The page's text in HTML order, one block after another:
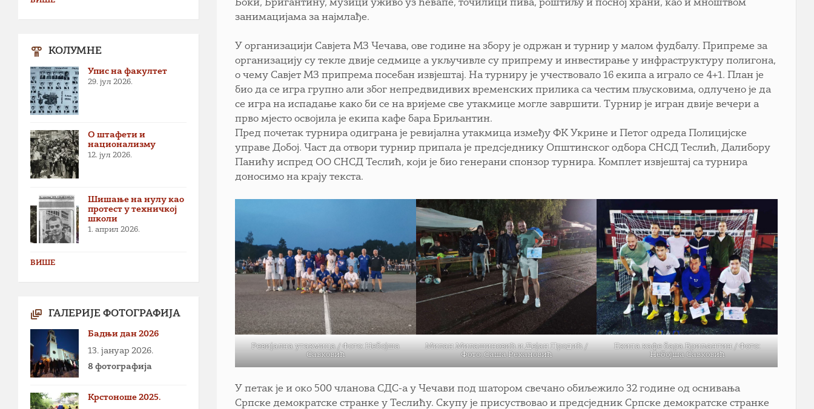
Боки, Бригантину, музици уживо уз ћевапе, точилици пива, роштиљу и посној храни, као и мноштвом
занимацијама за најмлађе.
У организацији Савјета МЗ Чечава, ове године на збору је одржан и турнир у малом фудбалу. Припреме за
организацију су текле двије седмице а укључивле су припрему и инвестирање у инфраструктуру полигона,
о чему Савјет МЗ припрема посебан извјештај. На турниру је учествовало 16 екипа а играло се 4+1. План је
био да се игра групно али због непредвидивих временских прилика са честим пљусковима, одлучено је да
се игра на испадање како би се на вријеме све утакмице могле завршити. Турнир је игран двије вечери а
прво мјесто освојила је екипа кафе бара Бриљантин.
Пред почетак турнира одиграна је ревијална утакмица између ФК Укрине и Петог одреда Полицијске
управе Добој. Част да отвори турнир припала је предсједнику Општинског одбора СНСД Теслић, Далибору
Панићу испред ОО СНСД Теслић, који је био генерани спонзор турнира. Комплет извјештај са турнира
доносимо на крају текста.
Ревијална утакмица / Фото: Небојша
Савковић
Милан Милашиновић и Дејан Продић /
Фото: Саша Рекановић
Eкипа кафе бара Бриљантин / Фото:
Небојша Савковић
У петак је и око 500 чланова СДС-а у Чечави под шатором свечано обиљежило 32 године од оснивања
Српске демократске странке у Теслићу. Скупу је присуствовао и предсједник Српске демократске странке
КОЛУМНЕ
Упис на факултет
29. јул 2026.
О штафети и
национализму
12. јул 2026.
Шишање на нулу као
протест у техничкој
школи
1. април 2026.
ВИШЕ
ГАЛЕРИЈЕ ФОТОГРАФИЈА
Бадњи дан 2026
13. јануар 2026.
8 фотографија
Крстоноше 2025.